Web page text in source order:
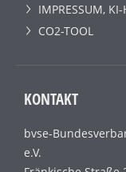
IMPRESSUM,
CO2-TOOL
KONTAKT
bvse-
e.V.